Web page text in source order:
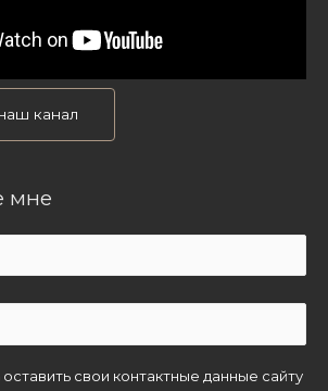
канал
мне
свои контактные данные сайту